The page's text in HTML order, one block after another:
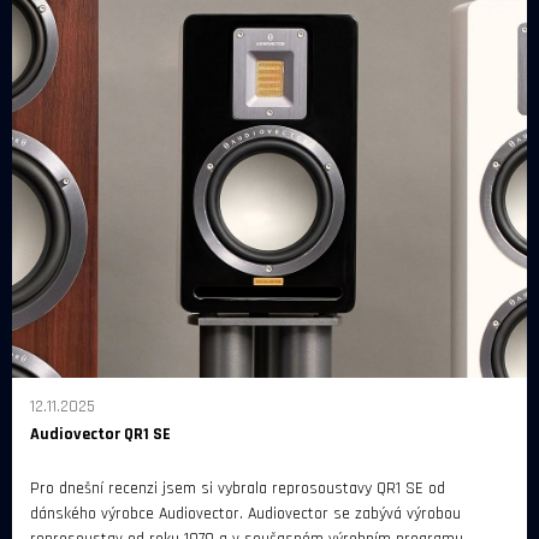
12.11.2025
Audiovector QR1 SE
Pro dnešní recenzi jsem si vybrala reprosoustavy QR1 SE od
dánského výrobce Audiovector. Audiovector se zabývá výrobou